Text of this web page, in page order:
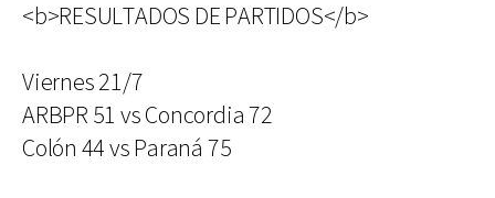
<b>RESULTADOS DE PARTIDOS</b>
Viernes 21/7
ARBPR 51 vs Concordia 72
Colón 44 vs Paraná 75